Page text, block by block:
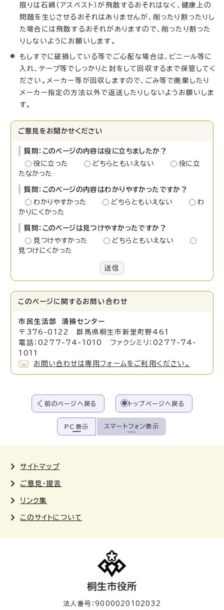
限りは石綿（アスベスト）が飛散するおそれはなく、健康上の
問題を生じさせるおそれはありませんが、削ったり割ったりし
た場合には飛散するおそれがありますので、削ったり割った
りしないようにお願いします。
もしすでに破損している等でご心配な場合は、ビニール等に
入れ、テープ等でしっかりと封をして回収するまで保管してく
ださい。メーカー等が回収しますので、ごみ等で廃棄したり
メーカー指定の方法以外で返送したりしないようお願いしま
す。
ご意見をお聞かせください
質問：このページの内容は役に立ちましたか？
役に立った
どちらともいえない
役に立
たなかった
質問：このページの内容はわかりやすかったですか？
わかりやすかった
どちらともいえない
わ
かりにくかった
質問：このページは見つけやすかったですか？
見つけやすかった
どちらともいえない
見つけにくかった
送信
このページに関する お問い合わせ
市民生活部 清掃センター
〒376-0122 群馬県桐生市新里町野461
電話：0277-74-1010 ファクシミリ：0277-74-
1011
お問い合わせは専用フォームをご利用ください。
前のページへ戻る トップページへ戻る
PC表示 スマートフォン表示
サイトマップ
ご意見・提言
リンク集
このサイトについて
桐生市役所
法人番号：9000020102032